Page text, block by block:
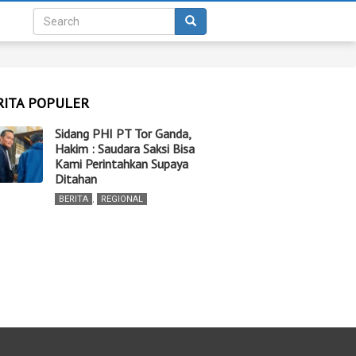
POPULER
Sidang PHI PT Tor Ganda,
Hakim : Saudara Saksi Bisa
Kami Perintahkan Supaya
Ditahan
BERITA , REGIONAL